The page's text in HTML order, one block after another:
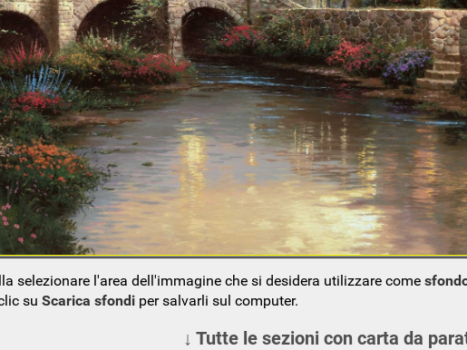
selezionare l'area dell'immagine che si desidera utilizzare come
suScarica sfondi per salvarli sul computer.
↓ Tutte le sezioni con carta da